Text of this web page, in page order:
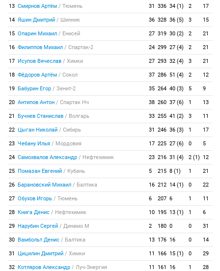
13 Смирнов Артём / Тюмень 31 336 34 (1) 2 17
14 Яшин Дмитрий / Шинник 36 328 36 (5) 3 15
15 Опарин Михаил / Енисей 27 319 30 (2) 2 21
16 Филиппов Михаил / Спартак-2 24 299 27 (4) 2 21
17 Исупов Вячеслав / Химки 27 293 32 (4) 3 21
18 Фёдоров Артём / Сокол 37 286 51 (4) 2 12
19 Бабурин Егор / Зенит-2 35 264 40 (3) 5 9
20 Антипов Антон / Спартак Нч 38 260 37 (6) 1 13
21 Бучнев Станислав / Волгарь 33 255 41 (2) 3 11
22 Цыган Николай / Сибирь 31 246 36 (3) 1 17
23 Чебану Илья / Мордовия 17 225 27 (6) 0 5
24 Самохвалов Александр / Нефтехимик 23 216 31 (4) 2 (1) 12
25 Помазан Евгений / Кубань 5 215 8 (1) 1 21
26 Барановский Михаил / Балтика 16 212 14 (1) 0 22
27 Обухов Игорь / Тюмень 6 207 6 1 11
28 Книга Денис / Нефтехимик 10 195 13 (1) 1 6
29 Нарубин Сергей / Динамо М 2 180 0 0 31
30 Вамбольт Денис / Балтика 13 176 16 0 14
31 Цицилин Дмитрий / Химки 11 166 15 (1) 0 29
32 Котляров Александр / Луч-Энергия 11 161 16 1 28